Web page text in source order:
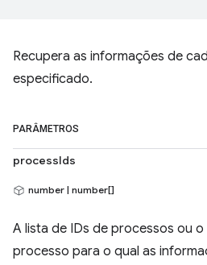
Recupera as informações de
especificado.
PARÂMETROS
processIds
number | number[]
A lista de IDs de processos ou o
processo para o qual as